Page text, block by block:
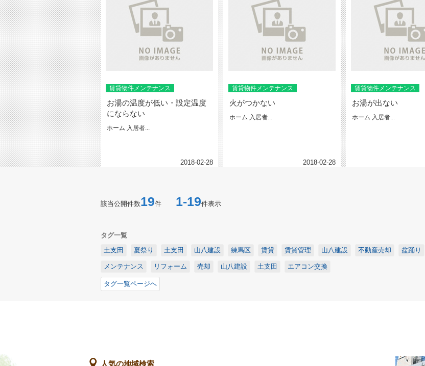
賃貸物件メンテナンス
お湯の温度が低い・設定温度
にならない
ホーム 入居者...
2018-02-28
賃貸物件メンテナンス
火がつかない
ホーム 入居者...
2018-02-28
賃貸物件メンテナンス
お湯が出ない
ホーム 入居者...
該当公開件数19件 1-19件表示
タグ一覧
土支田
夏祭り 土支田 山八建設 練馬区 賃貸 賃貸管理 山八建設 不動産売却 盆踊り
メンテナンス リフォーム 売却 山八建設 土支田 エアコン交換
タグ一覧ページへ
人気の地域検索